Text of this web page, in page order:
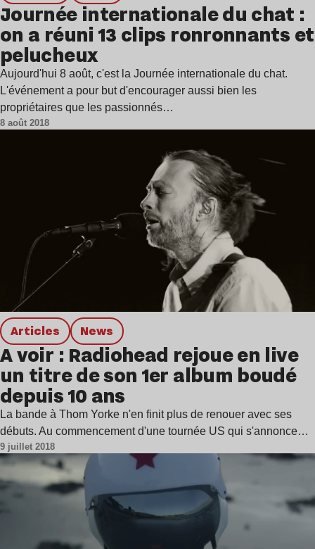
Journée internationale du chat :
on a réuni 13 clips ronronnants et
pelucheux
Aujourd'hui 8 août, c'est la Journée internationale du chat.
L'événement a pour but d'encourager aussi bien les
propriétaires que les passionnés…
8 août 2018
Articles news
A voir : Radiohead rejoue en live
un titre de son 1er album boudé
depuis 10 ans
La bande à Thom Yorke n'en finit plus de renouer avec ses
débuts. Au commencement d'une tournée US qui s'annonce…
9 juillet 2018